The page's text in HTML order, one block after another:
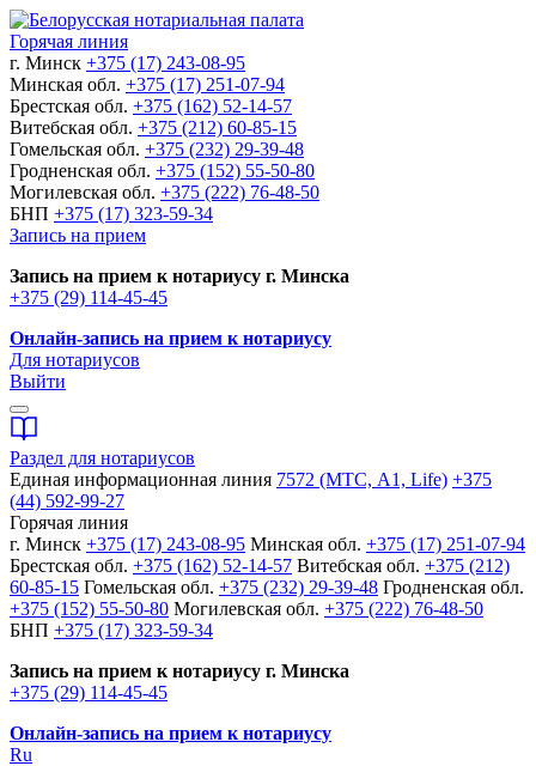
Горячая линия
г. Минск +375 (17) 243-08-95
Минская обл. +375 (17) 251-07-94
Брестская обл. +375 (162) 52-14-57
Витебская обл. +375 (212) 60-85-15
Гомельская обл. +375 (232) 29-39-48
Гродненская обл. +375 (152) 55-50-80
Могилевская обл. +375 (222) 76-48-50
БНП +375 (17) 323-59-34
Запись на прием
Запись на прием к нотариусу г. Минска
+375 (29) 114-45-45
Онлайн-запись на прием к нотариусу
Для нотариусов
Выйти
Раздел для нотариусов
Единая информационная линия 7572 (МТС, A1, Life) +375
(44) 592-99-27
Горячая линия
г. Минск +375 (17) 243-08-95 Минская обл. +375 (17) 251-07-94
Брестская обл. +375 (162) 52-14-57 Витебская обл. +375 (212)
60-85-15 Гомельская обл. +375 (232) 29-39-48 Гродненская обл.
+375 (152) 55-50-80 Могилевская обл. +375 (222) 76-48-50
БНП +375 (17) 323-59-34
Запись на прием к нотариусу г. Минска
+375 (29) 114-45-45
Онлайн-запись на прием к нотариусу
Ru